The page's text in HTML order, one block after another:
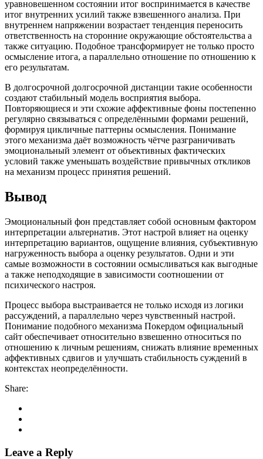
уравновешенном состоянии итог воспринимается в качестве
итог внутренних усилий также взвешенного анализа. При
внутреннем напряжении возрастает тенденция переносить
ответственность на сторонние окружающие обстоятельства а
также ситуацию. Подобное трансформирует не только просто
осмысление итога, а параллельно отношение по отношению к
его результатам.
В долгосрочной долгосрочной дистанции такие особенности
создают стабильный модель восприятия выбора.
Повторяющиеся и эти схожие аффективные фоны постепенно
регулярно связываться с определёнными формами решений,
формируя цикличные паттерны осмысления. Понимание
этого механизма даёт возможность чётче разграничивать
эмоциональный элемент от объективных фактических
условий также уменьшать воздействие привычных откликов
на механизм процесс принятия решений.
Вывод
Эмоциональный фон представляет собой основным фактором
интерпретации альтернатив. Этот настрой влияет на оценку
интерпретацию вариантов, ощущение влияния, субъективную
нагруженность выбора а оценку результатов. Одни и эти
самые возможности в состоянии осмысливаться как выгодные
а также неподходящие в зависимости соотношении от
психического настроя.
Процесс выбора выстраивается не только исходя из логики
рассуждений, а параллельно через чувственный настрой.
Понимание подобного механизма Покердом официальный
сайт обеспечивает относительно взвешенно относиться по
отношению к личным решениям, снижать влияние временных
аффективных сдвигов и улучшать стабильность суждений в
контекстах неопределённости.
Share:
Leave a Reply